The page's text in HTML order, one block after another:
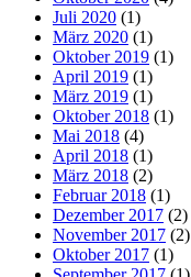
Juli 2020 (1)
März 2020 (1)
Oktober 2019 (1)
April 2019 (1)
März 2019 (1)
Oktober 2018 (1)
Mai 2018 (4)
April 2018 (1)
März 2018 (2)
Februar 2018 (1)
Dezember 2017 (2)
November 2017 (2)
Oktober 2017 (1)